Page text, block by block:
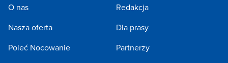
O nas
Nasza oferta
Poleć Nocowanie
Redakcja
Dla prasy
Partnerzy